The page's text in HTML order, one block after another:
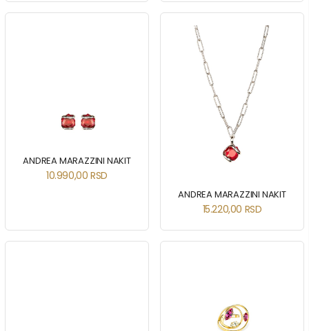
ANDREA MARAZZINI NAKIT
10.990,00RSD
ANDREA MARAZZINI NAKIT
15.220,00 RSD